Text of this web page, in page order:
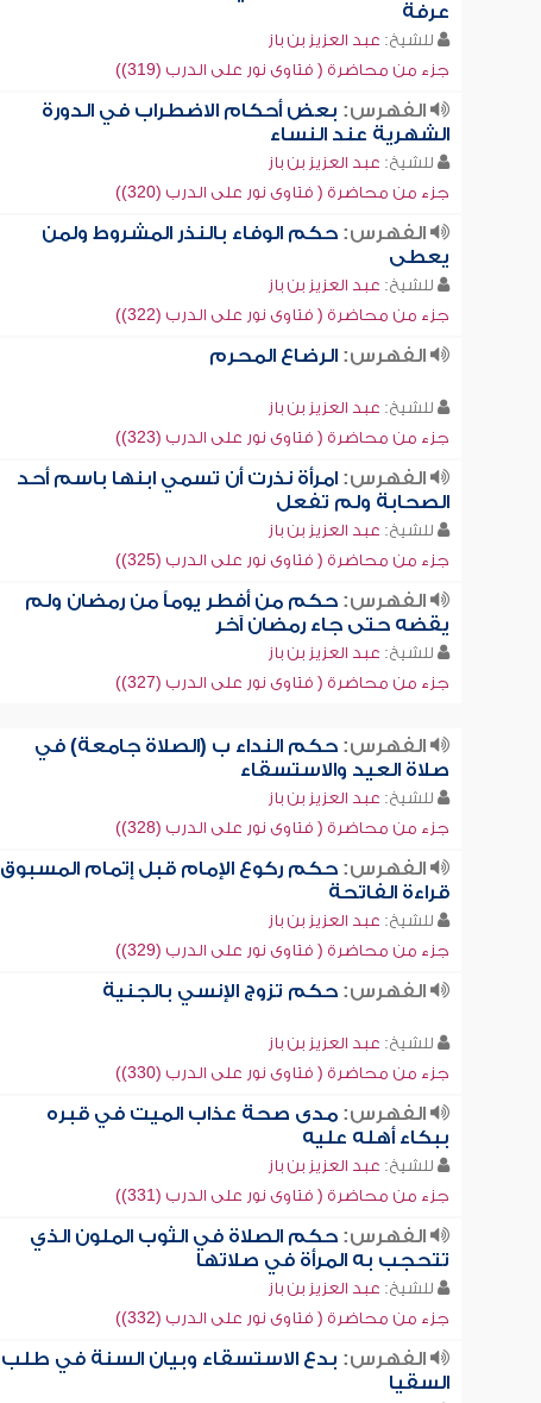
عرفة
للشيخ: عبد العزيز بن باز
جزء من محاضرة ( فتاوى نور على الدرب (319))
الفهرس: بعض أحكام الاضطراب في الدورة
الشهرية عند النساء
للشيخ: عبد العزيز بن باز
جزء من محاضرة ( فتاوى نور على الدرب (320))
الفهرس:حكم الوفاء بالنذر المشروط ولمن
يعطى
للشيخ: عبد العزيز بن باز
جزء من محاضرة ( فتاوى نور على الدرب (322))
الفهرس:الرضاع المحرم
للشيخ: عبد العزيز بن باز
جزء من محاضرة ( فتاوى نور على الدرب (323))
الفهرس:امرأة نذرت أن تسمي ابنها باسم أحد
الصحابة ولم تفعل
للشيخ: عبد العزيز بن باز
جزء من محاضرة ( فتاوى نور على الدرب (325))
الفهرس:حكم من أفطر يوماً من رمضان ولم
يقضه حتى جاء رمضان آخر
للشيخ: عبد العزيز بن باز
جزء من محاضرة ( فتاوى نور على الدرب (327))
الفهرس:حكم النداء ب (الصلاة جامعة) في
صلاة العيد والاستسقاء
للشيخ: عبد العزيز بن باز
جزء من محاضرة ( فتاوى نور على الدرب (328))
الفهرس:حكم ركوع الإمام قبل إتمام المسبوق
قراءة الفاتحة
للشيخ: عبد العزيز بن باز
جزء من محاضرة ( فتاوى نور على الدرب (329))
الفهرس:حكم تزوج الإنسي بالجنية
للشيخ: عبد العزيز بن باز
جزء من محاضرة ( فتاوى نور على الدرب (330))
الفهرس:مدى صحة عذاب الميت في قبره
ببكاء أهله عليه
للشيخ: عبد العزيز بن باز
جزء من محاضرة ( فتاوى نور على الدرب (331))
الفهرس:حكم الصلاة في الثوب الملون الذي
تتحجب به المرأة في صلاتها
للشيخ: عبد العزيز بن باز
جزء من محاضرة ( فتاوى نور على الدرب (332))
الفهرس: بدع الاستسقاء وبيان السنة في طلب
السقيا